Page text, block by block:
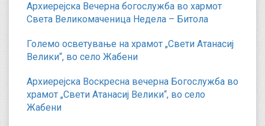
Архиерејска Вечерна богослужба во хармот
Света Великомаченица Недела – Битола
Големо осветување на храмот „Свети Атанасиј
Велики“, во село Жабени
Архиерејска Воскресна вечерна Богослужба во
храмот „Свети Атанасиј Велики“, во село
Жабени